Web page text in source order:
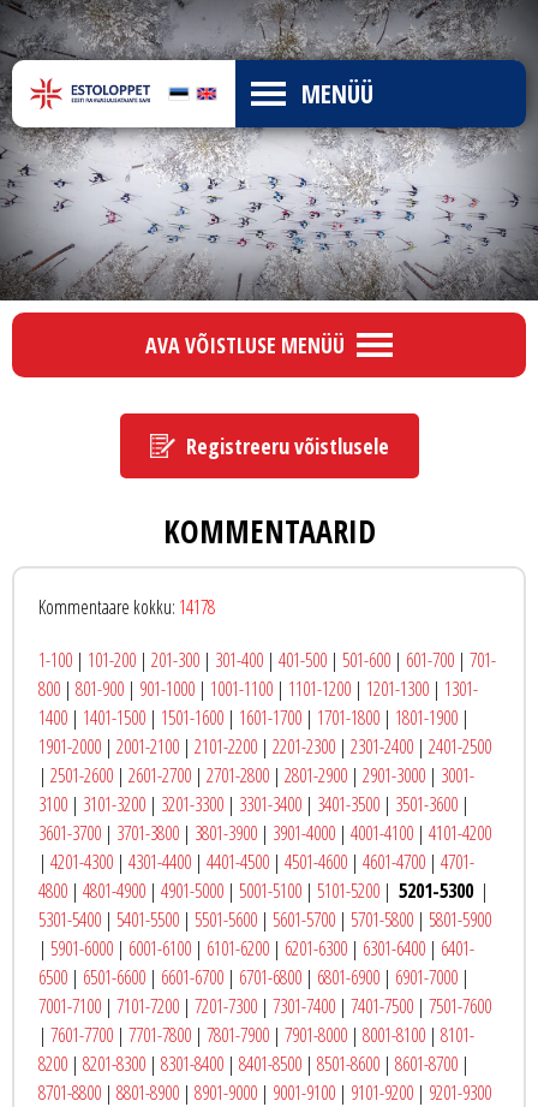
MENÜÜ
AVA VÕISTLUSE MENÜÜ
Registreeru võistlusele
KOMMENTAARID
Kommentaare kokku: 14178
1-100 | 101-200 | 201-300 | 301-400 | 401-500 | 501-600 | 601-700 | 701-
800 | 801-900 | 901-1000 | 1001-1100 | 1101-1200 | 1201-1300 | 1301-
1400 | 1401-1500 | 1501-1600 | 1601-1700 | 1701-1800 | 1801-1900 |
1901-2000 | 2001-2100 | 2101-2200 | 2201-2300 | 2301-2400 | 2401-2500
| 2501-2600 | 2601-2700 | 2701-2800 | 2801-2900 | 2901-3000 | 3001-
3100 | 3101-3200 | 3201-3300 | 3301-3400 | 3401-3500 | 3501-3600 |
3601-3700 | 3701-3800 | 3801-3900 | 3901-4000 | 4001-4100 | 4101-4200
| 4201-4300 | 4301-4400 | 4401-4500 | 4501-4600 | 4601-4700 | 4701-
4800 | 4801-4900 | 4901-5000 | 5001-5100 | 5101-5200 | 5201-5300 |
5301-5400 | 5401-5500 | 5501-5600 | 5601-5700 | 5701-5800 | 5801-5900
| 5901-6000 | 6001-6100 | 6101-6200 | 6201-6300 | 6301-6400 | 6401-
6500 | 6501-6600 | 6601-6700 | 6701-6800 | 6801-6900 | 6901-7000 |
7001-7100 | 7101-7200 | 7201-7300 | 7301-7400 | 7401-7500 | 7501-7600
| 7601-7700 | 7701-7800 | 7801-7900 | 7901-8000 | 8001-8100 | 8101-
8200 | 8201-8300 | 8301-8400 | 8401-8500 | 8501-8600 | 8601-8700 |
8701-8800 | 8801-8900 | 8901-9000 | 9001-9100 | 9101-9200 | 9201-9300